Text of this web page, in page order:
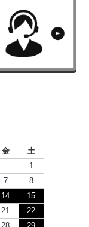
金
土
1
7
8
14
15
21
22